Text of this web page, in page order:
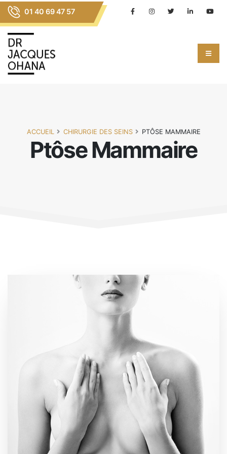
01 40 69 47 57
Ptôse Mammaire
ACCUEIL CHIRURGIE DES SEINS PTÔSE MAMMAIRE